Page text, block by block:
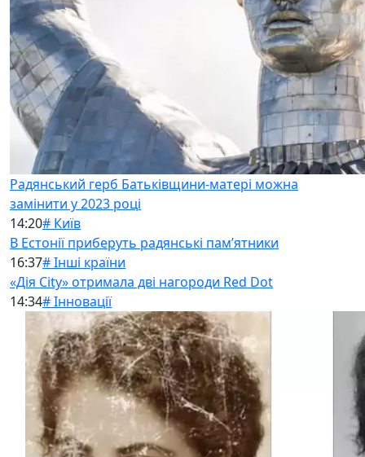
Радянський герб Батьківщини-матері можна
замінити у 2023 році
14:20# Київ
В Естонії приберуть радянські памʼятники
16:37# Інші країни
«Дія City» отримала дві нагороди Red Dot
14:34# Інновації